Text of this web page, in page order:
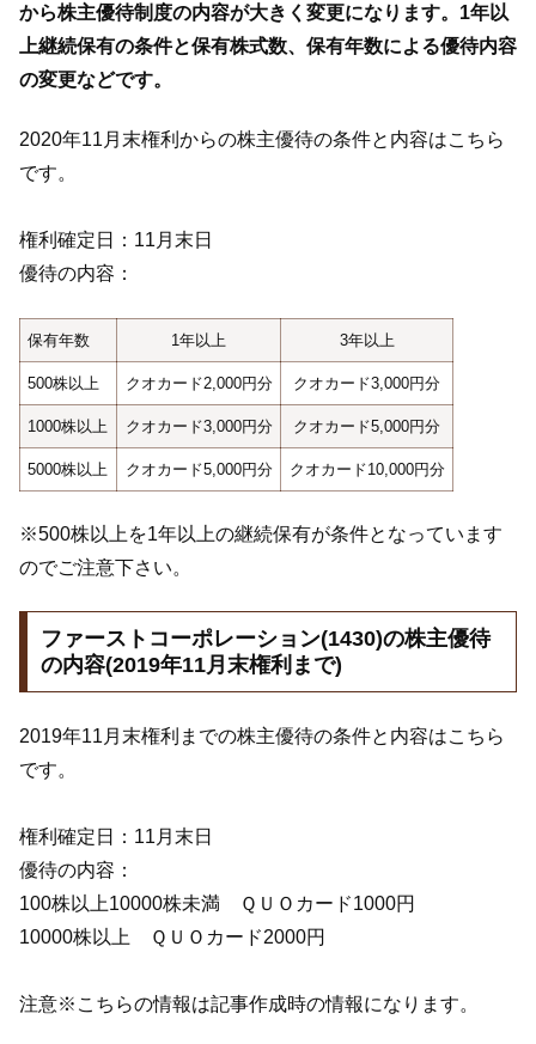
から株主優待制度の内容が大きく変更になります。1年以
上継続保有の条件と保有株式数、保有年数による優待内容
の変更などです。
2020年11月末権利からの株主優待の条件と内容はこちら
です。
権利確定日：11月末日
優待の内容：
保有年数 1年以上 3年以上
500株以上 クオカード2,000円分 クオカード3,000円分
1000株以上 クオカード3,000円分 クオカード5,000円分
5000株以上 クオカード5,000円分 クオカード10,000円分
※500株以上を1年以上の継続保有が条件となっています
のでご注意下さい。
ファーストコーポレーション(1430)の株主優待
の内容(2019年11月末権利まで)
2019年11月末権利までの株主優待の条件と内容はこちら
です。
権利確定日：11月末日
優待の内容：
100株以上10000株未満 ＱＵＯカード1000円
10000株以上 ＱＵＯカード2000円
注意※こちらの情報は記事作成時の情報になります。